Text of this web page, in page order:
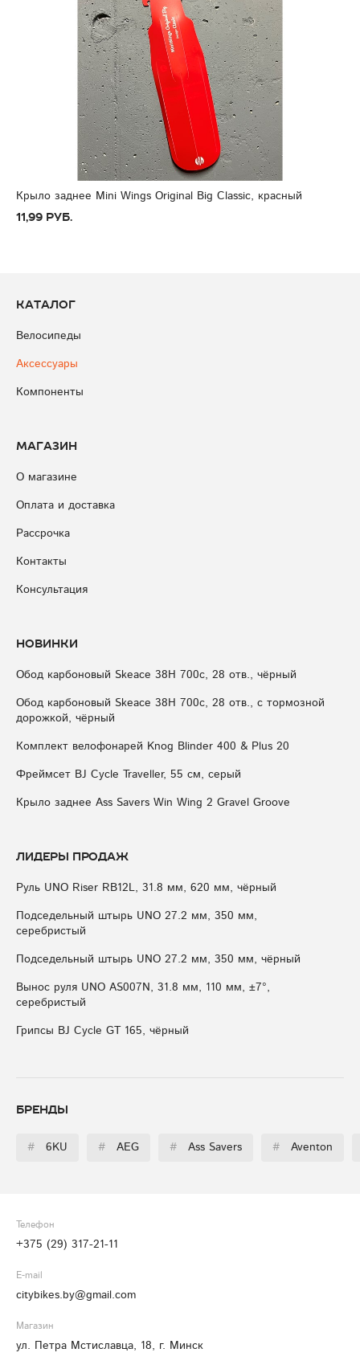
Крыло заднее Mini Wings Original Big Classic, красный
11,99 руб.
Каталог
Велосипеды
Аксессуары
Компоненты
Магазин
О магазине
Оплата и доставка
Рассрочка
Контакты
Консультация
Новинки
Обод карбоновый Skeace 38H 700с, 28 отв., чёрный
Обод карбоновый Skeace 38H 700с, 28 отв., с тормозной
дорожкой, чёрный
Комплект велофонарей Knog Blinder 400 & Plus 20
Фреймсет BJ Cycle Traveller, 55 см, серый
Крыло заднее Ass Savers Win Wing 2 Gravel Groove
Лидеры продаж
Руль UNO Riser RB12L, 31.8 мм, 620 мм, чёрный
Подседельный штырь UNO 27.2 мм, 350 мм,
серебристый
Подседельный штырь UNO 27.2 мм, 350 мм, чёрный
Вынос руля UNO AS007N, 31.8 мм, 110 мм, ±7°,
серебристый
Грипсы BJ Cycle GT 165, чёрный
Бренды
# 6KU # AEG # Ass Savers # Aventon
Телефон
+375 (29) 317-21-11
E-mail
citybikes.by@gmail.com
Магазин
ул. Петра Мстиславца, 18, г. Минск